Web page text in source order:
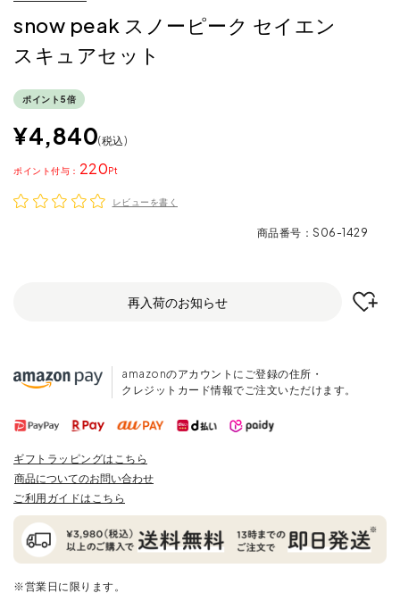
snow peak スノーピーク セイエン
スキュアセット
ポイント5倍
¥4,840 税込
220
ポイント
レビューを書く
商品番号 S06-1429
再入荷のお知らせ
amazonのアカウントにご登録の住所・
クレジットカード情報でご注文いただけます。
ギフトラッピングはこちら
商品についてのお問い合わせ
ご利用ガイドはこちら
※営業日に限ります。